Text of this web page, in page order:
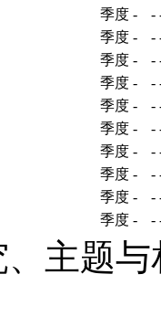
季度 - -
季度 - -
季度 - -
季度 - -
季度 - -
季度 - -
季度 - -
季度 - -
季度 - -
季度 - -
主题